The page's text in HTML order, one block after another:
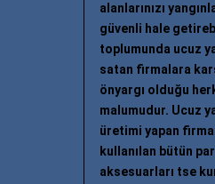
alanlarınızı
güvenli hale
toplumunda ucuz
satan firmalara
önyargı olduğu
malumudur. Ucuz
üretimi yapan
kullanılan bütün
aksesuarları tse